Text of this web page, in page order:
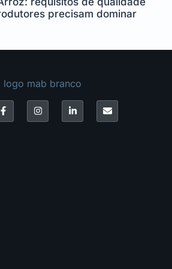
precisam dominar